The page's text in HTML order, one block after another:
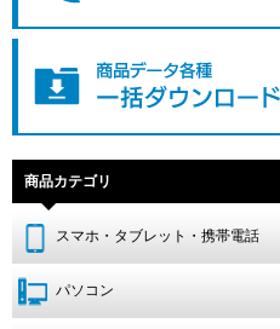
商品カテゴリ
スマホ・タブレット・携帯電話
パソコン